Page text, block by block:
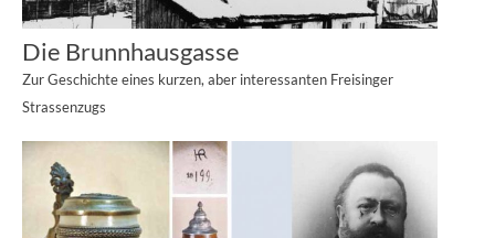
Die Brunnhausgasse
Zur Geschichte eines kurzen, aber interessanten Freisinger
Strassenzugs